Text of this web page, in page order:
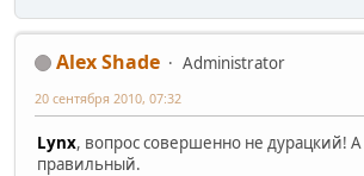
Alex Shade
Administrator
20 сентября 2010, 07:32
Lynx, вопрос совершенно не дурацкий!
правильный.